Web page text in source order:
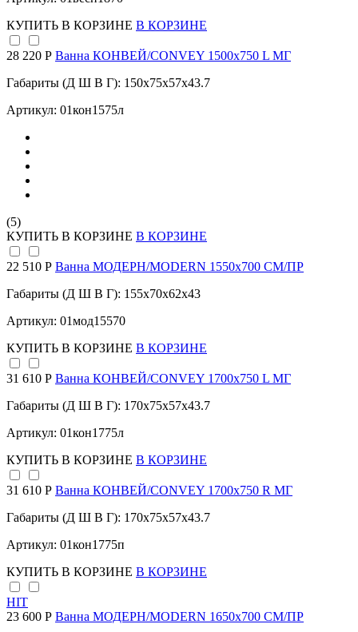
КУПИТЬ В КОРЗИНЕ В КОРЗИНЕ
28 220 Р Ванна КОНВЕЙ/CONVEY 1500х750 L МГ
Габариты (Д Ш В Г): 150x75x57x43.7
Артикул: 01кон1575л
(5)
КУПИТЬ В КОРЗИНЕ В КОРЗИНЕ
22 510 Р Ванна МОДЕРН/MODERN 1550х700 СМ/ПР
Габариты (Д Ш В Г): 155x70x62x43
Артикул: 01мод15570
КУПИТЬ В КОРЗИНЕ В КОРЗИНЕ
31 610 Р Ванна КОНВЕЙ/CONVEY 1700х750 L МГ
Габариты (Д Ш В Г): 170x75x57x43.7
Артикул: 01кон1775л
КУПИТЬ В КОРЗИНЕ В КОРЗИНЕ
31 610 Р Ванна КОНВЕЙ/CONVEY 1700х750 R МГ
Габариты (Д Ш В Г): 170x75x57x43.7
Артикул: 01кон1775п
КУПИТЬ В КОРЗИНЕ В КОРЗИНЕ
HIT
23 600 Р Ванна МОДЕРН/MODERN 1650х700 СМ/ПР